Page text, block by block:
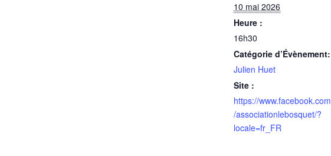
10 mai 2026
Heure :
16h30
Catégorie d’Évènement:
Julien Huet
Site :
https://www.facebook.com
/associationlebosquet/?
locale=fr_FR